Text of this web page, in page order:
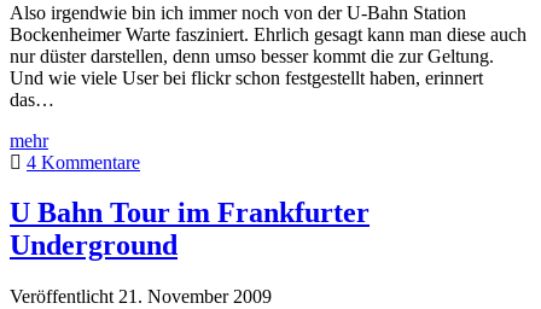
Also irgendwie bin ich immer noch von der U-Bahn Station
Bockenheimer Warte fasziniert. Ehrlich gesagt kann man diese auch
nur düster darstellen, denn umso besser kommt die zur Geltung.
Und wie viele User bei flickr schon festgestellt haben, erinnert
das…
mehrWestend
4 Kommentare
U Bahn Tour im Frankfurter
Underground
Veröffentlicht 21. November 2009